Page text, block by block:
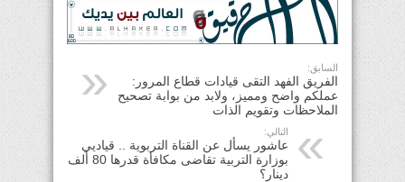
السابق:
الفريق الفهد التقى قيادات قطاع المرور:
عملكم واضح ومميز، ولابد من بوابة تصحيح
الملاحظات وتقويم الذات
التالي:
عاشور يسأل عن القناة التربوية .. قياديي
بوزارة التربية تقاضى مكافأة قدرها 80 ألف
دينار؟